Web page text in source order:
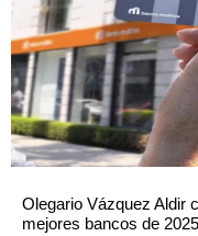
Olegario Vázquez Aldir
mejores bancos de 2025